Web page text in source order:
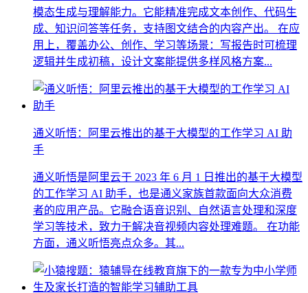
模态生成与理解能力。它能精准完成文本创作、代码生
成、知识问答等任务，支持图文结合的内容产出。 在应
用上，覆盖办公、创作、学习等场景：写报告时可梳理
逻辑并生成初稿，设计文案能提供多样风格方案...
通义听悟：阿里云推出的基于大模型的工作学习 AI 助
手
通义听悟是阿里云于 2023 年 6 月 1 日推出的基于大模型
的工作学习 AI 助手，也是通义家族首款面向大众消费
者的应用产品。它融合语音识别、自然语言处理和深度
学习等技术，致力于解决音视频内容处理难题。 在功能
方面，通义听悟亮点众多。其...